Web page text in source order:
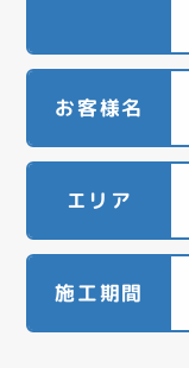
お客様名
エリア
施工期間